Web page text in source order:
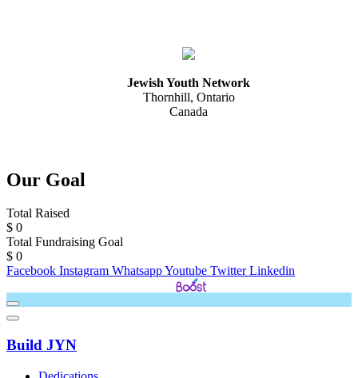
Jewish Youth Network
Thornhill, Ontario
Canada
Our Goal
Total Raised
$ 0
Total Fundraising Goal
$ 0
Facebook Instagram WhatsappYoutube Twitter Linkedin
Build JYN